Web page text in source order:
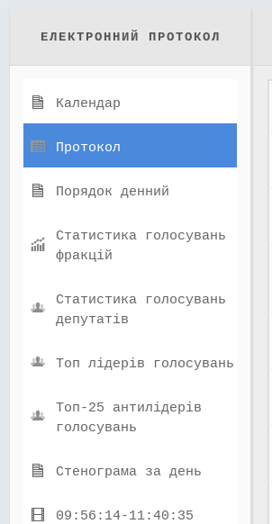
ЕЛЕКТРОННИЙ ПРОТОКОЛ
Календар
Протокол
Порядок денний
Статистика голосувань
фракцій
Статистика голосувань
депутатів
Топ лідерів голосувань
Топ-25 антилідерів
голосувань
Стенограма за день
09:56:14-11:40:35